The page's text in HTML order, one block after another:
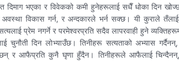
दिमाग भएका र विवेकको कमी हुनेहरूलाई सधैँ धोका दिन
विकास गर्न, र अन्दकारले भर्न सक्छ। यी कुराले
प्रेम नगर्ने र परमेश्‍वरप्रति सदैव लापरवाही हुने
चुनौती दिन लोभ्याउँछ। तिनीहरू सत्यताको अभ्यास
र आफैप्रति कुनै घृणा हुँदैन। तिनीहरूले आफैलाई